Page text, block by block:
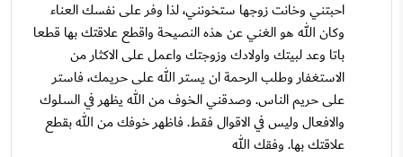
احبتني وخانت زوجها ستخونني، لذا وفر على نفسك العناء
وكان الله هو الغني عن هذه النصيحة واقطع علاقتك بها قطعا
باتا وعد لبيتك واولادك وزوجتك واعمل على الاكثار من
الاستغفار وطلب الرحمة ان يستر الله على حريمك، فاستر
على حريم الناس. وصدقني الخوف من الله يظهر في السلوك
والافعال وليس في الاقوال فقط. فاظهر خوفك من الله بقطع
علاقتك بها. وفقك الله